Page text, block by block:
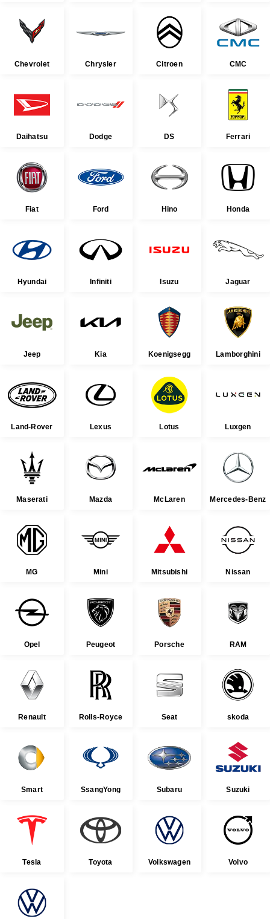
Chevrolet Chrysler Citroen CMC
Daihatsu Dodge DS Ferrari
Fiat Ford Hino Honda
Hyundai Infiniti Isuzu Jaguar
Jeep Kia Koenigsegg Lamborghini
Land-Rover Lexus Lotus Luxgen
Maserati Mazda McLaren Mercedes-Benz
MG Mini Mitsubishi Nissan
Opel Peugeot Porsche RAM
Renault Rolls-Royce Seat skoda
Smart SsangYong Subaru Suzuki
Tesla Toyota Volkswagen Volvo